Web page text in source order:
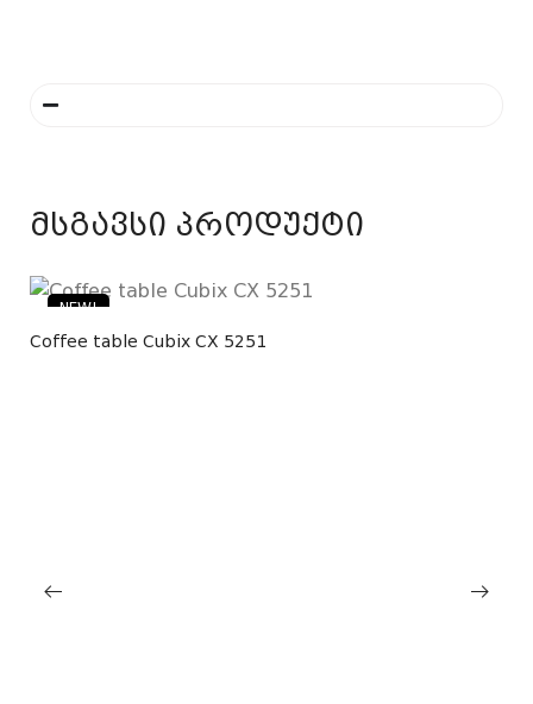
მსგავსი პროდუქტი
NEW!
Coffee table Cubix CX 5251